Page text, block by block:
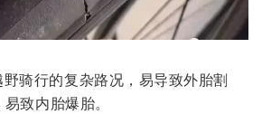
骑行的复杂路况，易导致外胎割
致内胎爆胎。